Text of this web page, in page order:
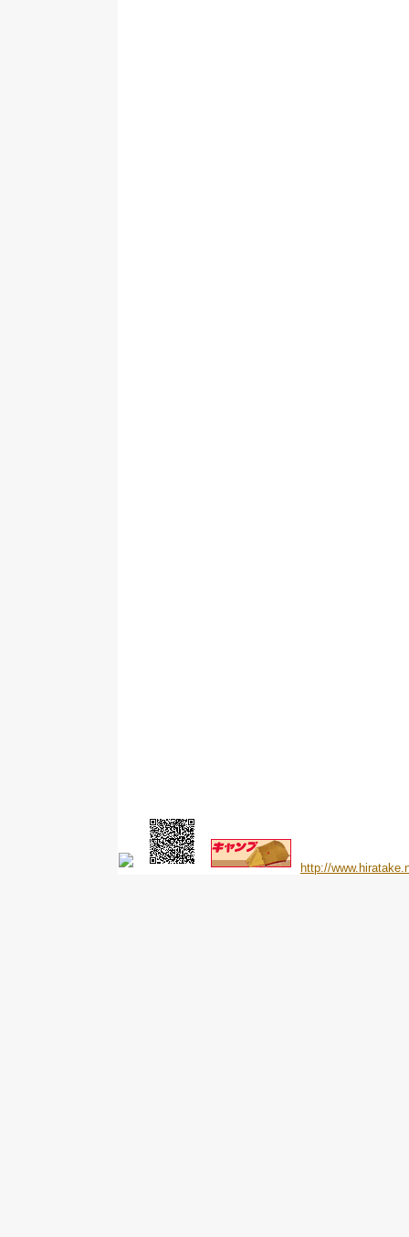
http://